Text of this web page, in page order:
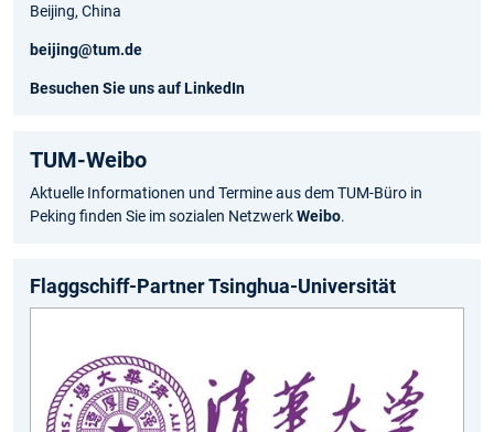
Beijing, China
beijing@tum.de
Besuchen Sie uns auf LinkedIn
TUM-Weibo
Aktuelle Informationen und Termine aus dem TUM-Büro in
Peking finden Sie im sozialen NetzwerkWeibo.
Flaggschiff-Partner Tsinghua-Universität